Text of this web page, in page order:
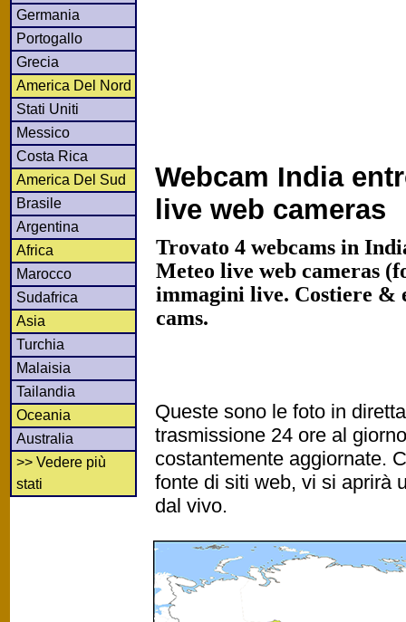
Germania
Portogallo
Grecia
America Del Nord
Stati Uniti
Messico
Costa Rica
America Del Sud
Brasile
Argentina
Africa
Marocco
Sudafrica
Asia
Turchia
Malaisia
Tailandia
Oceania
Australia
>> Vedere più
stati
Webcam India
live web cameras
Trovato 4 webcams in
Meteo live web cameras
immagini live. Costiere &
cams.
Queste sono le foto in
trasmissione 24 ore al
costantemente aggiornate.
fonte di siti web, vi si aprirà
dal vivo.